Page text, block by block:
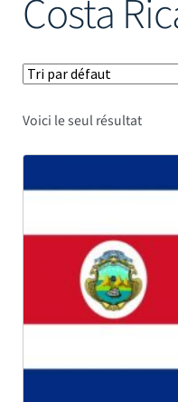
Mâts
Costa
Voici le seul résultat